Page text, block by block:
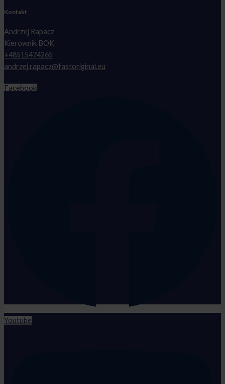
Kontakt
Andrzej Rapacz
Kierownik BOK
+48515474265
andrzej.rapacz@fastoriginal.eu
Facebook
Youtube